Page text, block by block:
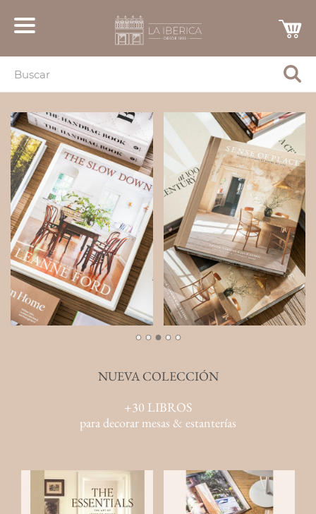
NUEVA COLECCIÓN
+30 LIBROS
para decorar mesas & estanterías